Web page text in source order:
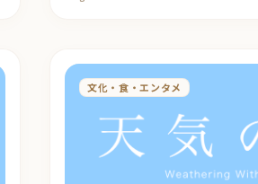
文化・食・エンタメ